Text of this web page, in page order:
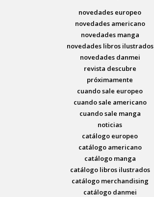
novedades europeo
novedades americano
novedades manga
novedades libros ilustrados
novedades danmei
revista descubre
próximamente
cuando sale europeo
cuando sale americano
cuando sale manga
noticias
catálogo europeo
catálogo americano
catálogo manga
catálogo libros ilustrados
catálogo merchandising
catálogo danmei